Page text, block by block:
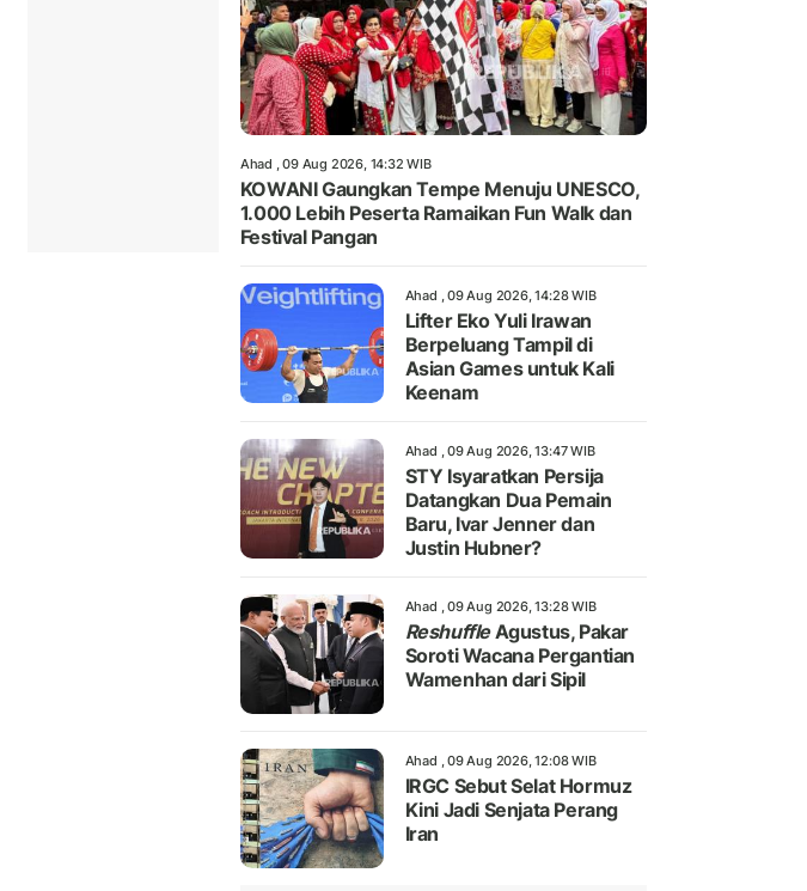
Ahad , 09 Aug 2026, 14:32 WIB
KOWANI Gaungkan Tempe Menuju UNESCO,
1.000 Lebih Peserta Ramaikan Fun Walk dan
Festival Pangan
Ahad , 09 Aug 2026, 14:28 WIB
Lifter Eko Yuli Irawan
Berpeluang Tampil di
Asian Games untuk Kali
Keenam
Ahad , 09 Aug 2026, 13:47 WIB
STY Isyaratkan Persija
Datangkan Dua Pemain
Baru, Ivar Jenner dan
Justin Hubner?
Ahad , 09 Aug 2026, 13:28 WIB
ReshuffleAgustus, Pakar
Soroti Wacana Pergantian
Wamenhan dari Sipil
Ahad , 09 Aug 2026, 12:08 WIB
IRGC Sebut Selat Hormuz
Kini Jadi Senjata Perang
Iran